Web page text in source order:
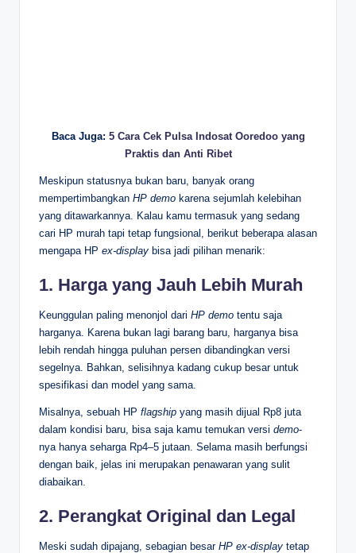
Baca Juga: 5 Cara Cek Pulsa Indosat Ooredoo yang
Praktis dan Anti Ribet
Meskipun statusnya bukan baru, banyak orang
mempertimbangkan HP demo karena sejumlah kelebihan
yang ditawarkannya. Kalau kamu termasuk yang sedang
cari HP murah tapi tetap fungsional, berikut beberapa alasan
mengapa HP ex-display bisa jadi pilihan menarik:
1. Harga yang Jauh Lebih Murah
Keunggulan paling menonjol dari HP demo tentu saja
harganya. Karena bukan lagi barang baru, harganya bisa
lebih rendah hingga puluhan persen dibandingkan versi
segelnya. Bahkan, selisihnya kadang cukup besar untuk
spesifikasi dan model yang sama.
Misalnya, sebuah HP flagship yang masih dijual Rp8 juta
dalam kondisi baru, bisa saja kamu temukan versi demo-
nya hanya seharga Rp4–5 jutaan. Selama masih berfungsi
dengan baik, jelas ini merupakan penawaran yang sulit
diabaikan.
2. Perangkat Original dan Legal
Meski sudah dipajang, sebagian besar HP ex-display tetap